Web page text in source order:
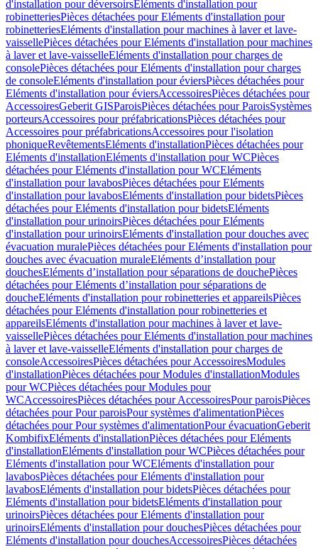
d'installation pour déversoirsEléments d'installation pour
robinetteriesPièces détachées pour Eléments d'installation pour
robinetteriesEléments d'installation pour machines à laver et lave-
vaissellePièces détachées pour Eléments d'installation pour machines
à laver et lave-vaisselleEléments d'installation pour charges de
consolePièces détachées pour Eléments d'installation pour charges
de consoleEléments d'installation pour éviersPièces détachées pour
Eléments d'installation pour éviersAccessoiresPièces détachées pour
AccessoiresGeberit GISParoisPièces détachées pour ParoisSystèmes
porteursAccessoires pour préfabricationsPièces détachées pour
Accessoires pour préfabricationsAccessoires pour l'isolation
phoniqueRevêtementsEléments d'installationPièces détachées pour
Eléments d'installationEléments d'installation pour WCPièces
détachées pour Eléments d'installation pour WCEléments
d'installation pour lavabosPièces détachées pour Eléments
d'installation pour lavabosEléments d'installation pour bidetsPièces
détachées pour Eléments d'installation pour bidetsEléments
d'installation pour urinoirsPièces détachées pour Eléments
d'installation pour urinoirsEléments d'installation pour douches avec
évacuation muralePièces détachées pour Eléments d'installation pour
douches avec évacuation muraleEléments d’installation pour
douchesEléments d’installation pour séparations de douchePièces
détachées pour Eléments d’installation pour séparations de
doucheEléments d'installation pour robinetteries et appareilsPièces
détachées pour Eléments d'installation pour robinetteries et
appareilsEléments d'installation pour machines à laver et lave-
vaissellePièces détachées pour Eléments d'installation pour machines
à laver et lave-vaisselleEléments d'installation pour charges de
consoleAccessoiresPièces détachées pour AccessoiresModules
d'installationPièces détachées pour Modules d'installationModules
pour WCPièces détachées pour Modules pour
WCAccessoiresPièces détachées pour AccessoiresPour paroisPièces
détachées pour Pour paroisPour systèmes d'alimentationPièces
détachées pour Pour systèmes d'alimentationPour évacuationGeberit
KombifixEléments d'installationPièces détachées pour Eléments
d'installationEléments d'installation pour WCPièces détachées pour
Eléments d'installation pour WCEléments d'installation pour
lavabosPièces détachées pour Eléments d'installation pour
lavabosEléments d'installation pour bidetsPièces détachées pour
Eléments d'installation pour bidetsEléments d'installation pour
urinoirsPièces détachées pour Eléments d'installation pour
urinoirsEléments d'installation pour douchesPièces détachées pour
Eléments d'installation pour douchesAccessoiresPièces détachées